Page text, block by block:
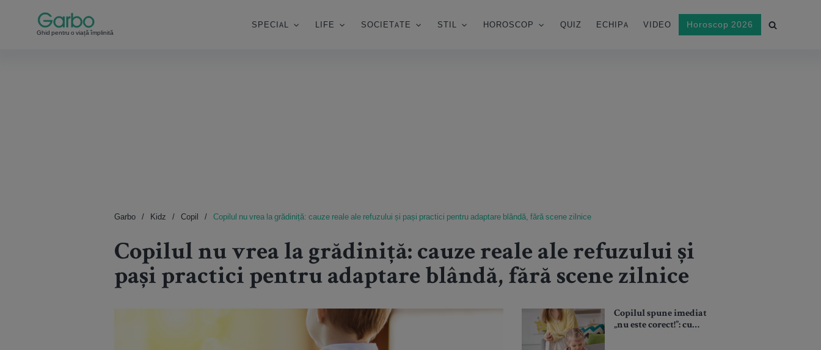
Ghid pentru o viață împlinită
SPECIAL LIFE SOCIETATE STIL HOROSCOP QUIZ ECHIPA VIDEO Horoscop 2026
Garbo Kidz Copil Copilul nu vrea la grădiniță: cauze reale ale refuzului și pași practici pentru adaptare blândă, fără scene zilnice
Copilul nu vrea la grădiniță: cauze reale ale refuzului și
pași practici pentru adaptare blândă, fără scene zilnice
Copilul spune imediat
„nu este corect!”: cum